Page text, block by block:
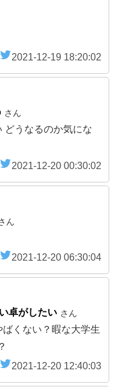
2021-12-19 18:20:02
さん
どうなるのか気にな
2021-12-20 00:30:02
ん
2021-12-20 06:30:04
卓がしたい さん
くない？暇な大学生
2021-12-20 12:40:03